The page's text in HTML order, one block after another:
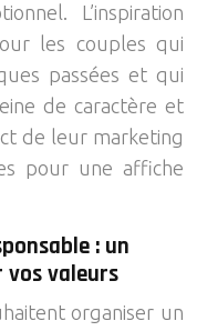
L’inspiration
les couples qui
passées et qui
de caractère et
de leur marketing
pour une affiche
: un
valeurs
organiser un